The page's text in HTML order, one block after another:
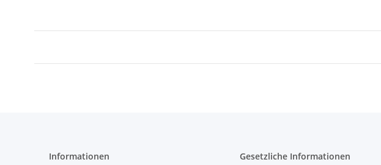
Informationen Gesetzliche Informationen